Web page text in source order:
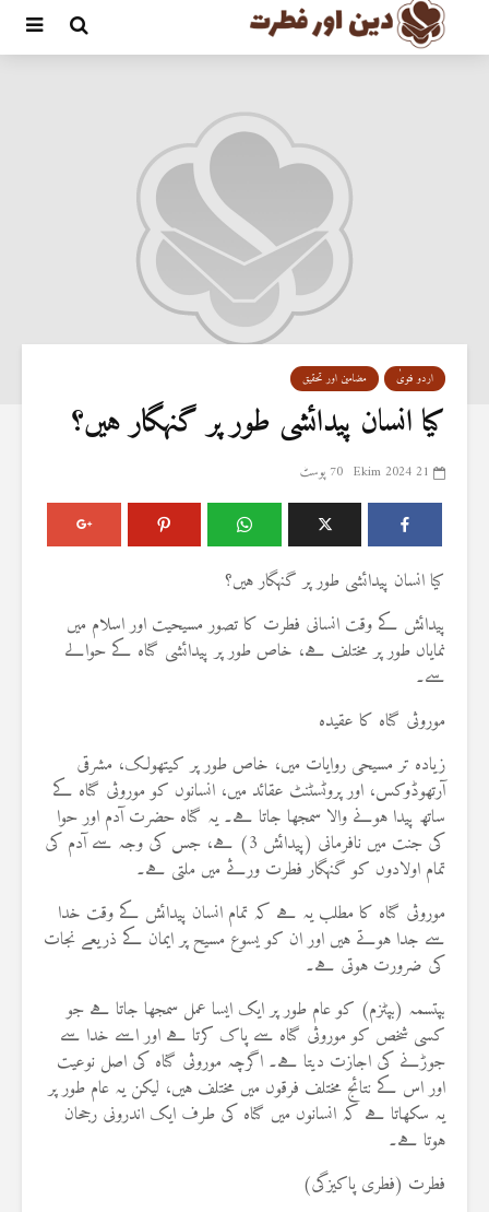
اردو فتویٰ مضامین اور تحقیق
کیا انسان پیدائشی طور پر گنہگار ہیں؟
21 Ekim 2024 70 پوسٹ
کیا انسان پیدائشی طور پر گنہگار ہیں؟
پیدائش کے وقت انسانی فطرت کا تصور مسیحیت اور اسلام میں
نمایاں طور پر مختلف ہے، خاص طور پر پیدائشی گناہ کے حوالے
سے۔
موروثی گناہ کا عقیدہ
زیادہ تر مسیحی روایات میں، خاص طور پر کیتھولک، مشرقی
آرتھوڈوکس، اور پروٹسٹنٹ عقائد میں، انسانوں کو موروثی گناہ کے
ساتھ پیدا ہونے والا سمجھا جاتا ہے۔ یہ گناہ حضرت آدم اور حوا
کی جنت میں نافرمانی (پیدائش 3) ہے، جس کی وجہ سے آدم کی
تمام اولادوں کو گنہگار فطرت ورثے میں ملتی ہے۔
موروثی گناہ کا مطلب یہ ہے کہ تمام انسان پیدائش کے وقت خدا
سے جدا ہوتے ہیں اور ان کو یسوع مسیح پر ایمان کے ذریعے نجات
کی ضرورت ہوتی ہے۔
بپتسمہ (بپٹزم) کو عام طور پر ایک ایسا عمل سمجھا جاتا ہے جو
کسی شخص کو موروثی گناہ سے پاک کرتا ہے اور اسے خدا سے
جوڑنے کی اجازت دیتا ہے۔ اگرچہ موروثی گناہ کی اصل نوعیت
اور اس کے نتائج مختلف فرقوں میں مختلف ہیں، لیکن یہ عام طور پر
یہ سکھاتا ہے کہ انسانوں میں گناہ کی طرف ایک اندرونی رجحان
ہوتا ہے۔
فطرت (فطری پاکیزگی)